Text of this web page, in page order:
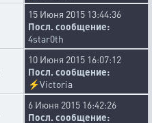
15 Июня 2015 13:44:36
Посл. сообщение:
4star0th
10 Июня 2015 16:07:12
Посл. сообщение:
⚡Victoria
6 Июня 2015 16:42:26
Посл. сообщение: